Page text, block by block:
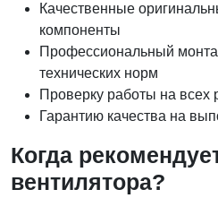
Качественные
компоненты
Профессиональный
технических норм
Проверку работы на всех
Гарантию качества на
Когда
вентилятора?